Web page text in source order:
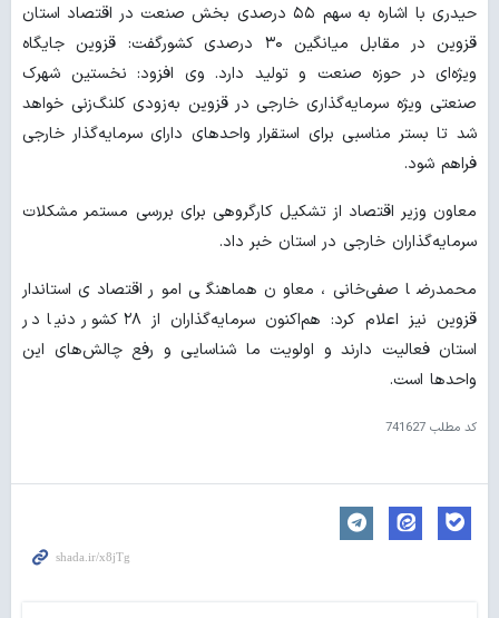
حیدری با اشاره به سهم ۵۵ درصدی بخش صنعت در اقتصاد استان
قزوین در مقابل میانگین ۳۰ درصدی کشورگفت: قزوین جایگاه
ویژه‌ای در حوزه صنعت و تولید دارد. وی افزود: نخستین شهرک
صنعتی ویژه سرمایه‌گذاری خارجی در قزوین به‌زودی کلنگ‌زنی خواهد
شد تا بستر مناسبی برای استقرار واحدهای دارای سرمایه‌گذار خارجی
فراهم شود.
معاون وزیر اقتصاد از تشکیل کارگروهی برای بررسی مستمر مشکلات
سرمایه‌گذاران خارجی در استان خبر داد.
محمدرضا صفی‌خانی، معاون هماهنگی امور اقتصادی استاندار
قزوین نیز اعلام کرد: هم‌اکنون سرمایه‌گذاران از ۲۸ کشور دنیا در
استان فعالیت دارند و اولویت ما شناسایی و رفع چالش‌های این
واحدها است.
کد مطلب 741627